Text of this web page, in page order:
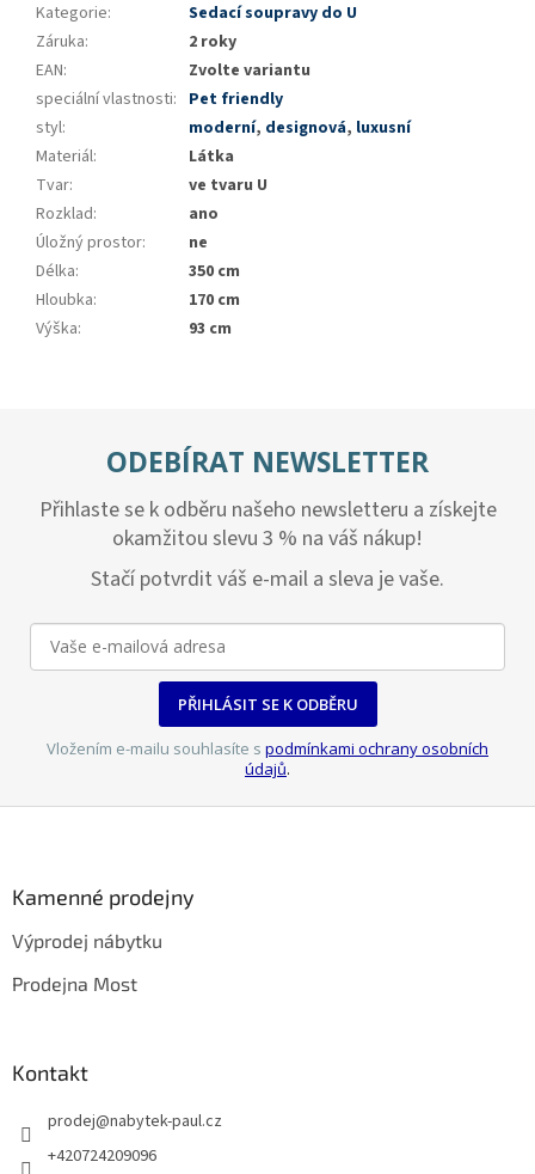
Kategorie:
Sedací soupravy do U
Záruka:
2 roky
EAN:
Zvolte variantu
speciální vlastnosti: Pet friendly
styl: moderní, designová, luxusní
Materiál:
Látka
Tvar:
ve tvaru U
Rozklad:
ano
Úložný prostor:
ne
Délka:
350 cm
Hloubka:
170 cm
Výška: 93 cm
ODEBÍRAT NEWSLETTER
Přihlaste se k odběru našeho newsletteru a získejte
okamžitou slevu 3 % na váš nákup!
Stačí potvrdit váš e-mail a sleva je vaše.
PŘIHLÁSIT SE K ODBĚRU
Vložením e-mailu souhlasíte s podmínkami ochrany osobních
údajů.
Kamenné prodejny
Výprodej nábytku
Prodejna Most
Kontakt
prodej@nabytek-paul.cz
+420724209096